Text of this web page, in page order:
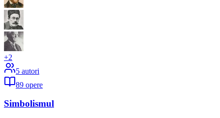
+2
5 autori
89 opere
Simbolismul